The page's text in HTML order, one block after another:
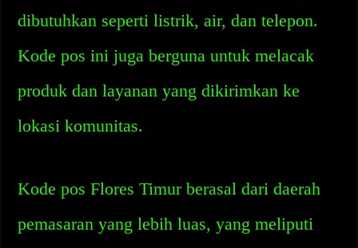
dibutuhkan seperti listrik, air, dan telepon.
Kode pos ini juga berguna untuk melacak
produk dan layanan yang dikirimkan ke
lokasi komunitas.
Kode pos Flores Timur berasal dari daerah
pemasaran yang lebih luas, yang meliputi